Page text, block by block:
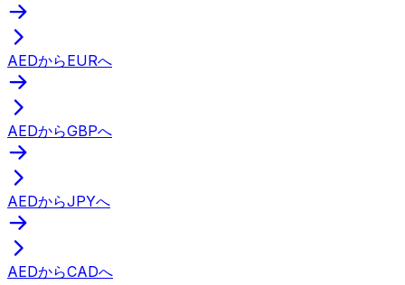
AEDからEURへ
AEDからGBPへ
AEDからJPYへ
AEDからCADへ